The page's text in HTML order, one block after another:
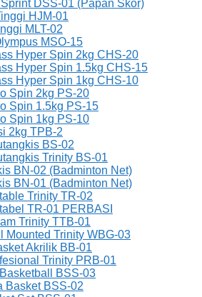
DSS-01 (Papan Skor)
HJM-01
MLT-02
MSO-15
Hyper Spin 2kg CHS-20
Hyper Spin 1.5kg CHS-15
Hyper Spin 1kg CHS-10
Spin 2kg PS-20
Spin 1.5kg PS-15
Spin 1kg PS-10
2kg TPB-2
BS-02
Trinity BS-01
BN-02 (Badminton Net)
BN-01 (Badminton Net)
Trinity TR-02
TR-01 PERBASI
Trinity TTB-01
Mounted Trinity WBG-03
Akrilik BB-01
Trinity PRB-01
BSS-03
Basket BSS-02